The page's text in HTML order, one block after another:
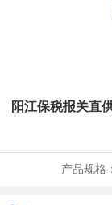
阳江保税报关直
产品规格：